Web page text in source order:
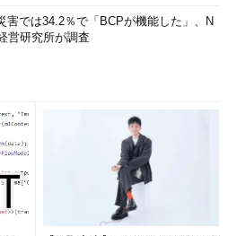
害では34.2％で「BCPが機能した」、N
営研究所が調査